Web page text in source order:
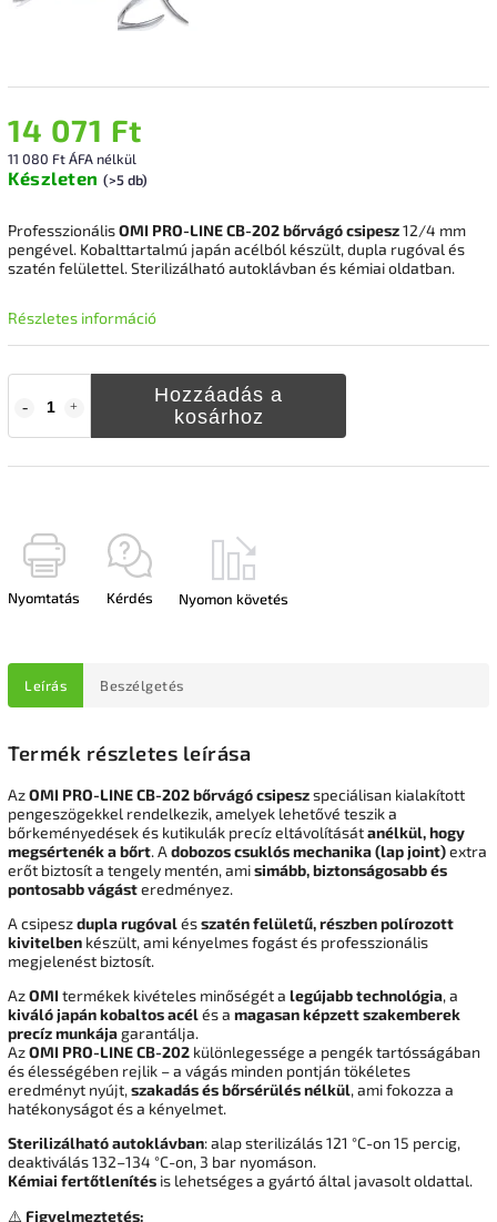
14 071 Ft
11 080 Ft ÁFA nélkül
Készleten (>5 db)
Hozzáadás a
kosárhoz
ProfesszionálisOMI PRO-LINE CB-202 bőrvágó csipesz12/4 mm
pengével. Kobalttartalmú japán acélból készült, dupla rugóval és
szatén felülettel. Sterilizálható autoklávban és kémiai oldatban.
Részletes információ
Nyomtatás Kérdés Nyomon követés
Leírás Beszélgetés
Termék részletes leírása
AzOMI PRO-LINE CB-202 bőrvágó csipeszspeciálisan kialakított
pengeszögekkel rendelkezik, amelyek lehetővé teszik a
bőrkeményedések és kutikulák precíz eltávolításátanélkül, hogy
megsértenék a bőrt. A dobozos csuklós mechanika (lap joint)extra
erőt biztosít a tengely mentén, amisimább, biztonságosabb és
pontosabb vágásteredményez.
A csipeszdupla rugóvalésszatén felületű, részben polírozott
kivitelben készült, ami kényelmes fogást és professzionális
megjelenést biztosít.
AzOMItermékek kivételes minőségét a legújabb technológia, a
kiváló japán kobaltos acélés a magasan képzett szakemberek
precíz munkája garantálja.
AzOMI PRO-LINE CB-202 különlegessége a pengék tartósságában
és élességében rejlik – a vágás minden pontján tökéletes
eredményt nyújt,szakadás és bőrsérülés nélkül, ami fokozza a
hatékonyságot és a kényelmet.
Sterilizálható autoklávban: alap sterilizálás 121 °C-on 15 percig,
deaktiválás 132–134 °C-on, 3 bar nyomáson.
Kémiai fertőtlenítés is lehetséges a gyártó által javasolt oldattal.
⚠️ Figyelmeztetés: